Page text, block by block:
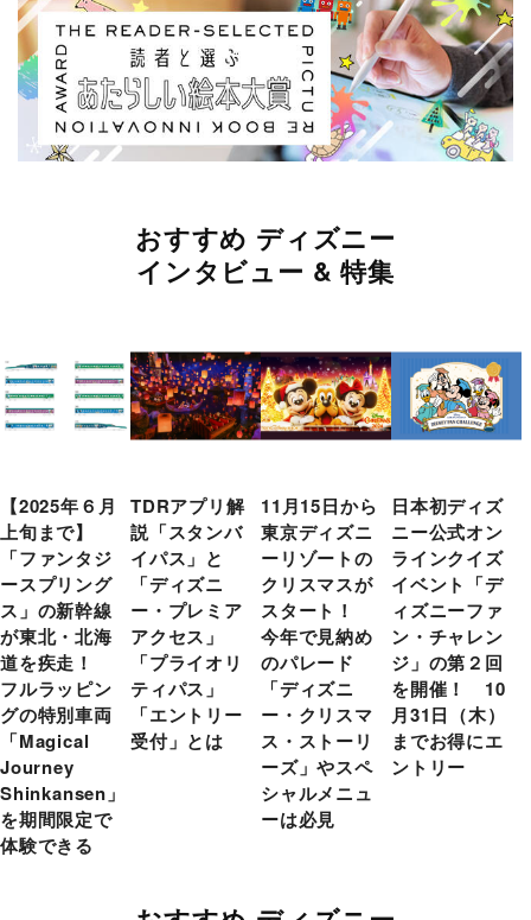
おすすめ ディズニー
インタビュー & 特集
【2025年６月
上旬まで】
「ファンタジ
ースプリング
ス」の新幹線
が東北・北海
道を疾走！
フルラッピン
グの特別車両
「Magical
Journey
Shinkansen」
を期間限定で
体験できる
TDRアプリ解
説「スタンバ
イパス」と
「ディズニ
ー・プレミア
アクセス」
「プライオリ
ティパス」
「エントリー
受付」とは
11月15日から
東京ディズニ
ーリゾートの
クリスマスが
スタート！
今年で見納め
のパレード
「ディズニ
ー・クリスマ
ス・ストーリ
ーズ」やスペ
シャルメニュ
ーは必見
日本初ディズ
ニー公式オン
ラインクイズ
イベント「デ
ィズニーファ
ン・チャレン
ジ」の第２回
を開催！ 10
月31日（木）
までお得にエ
ントリー